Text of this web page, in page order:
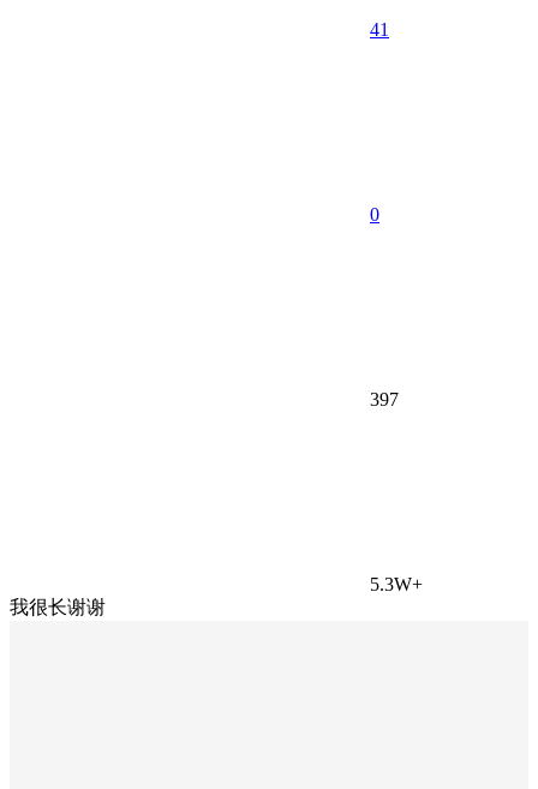
41
0
397
5.3W+
我很长谢谢